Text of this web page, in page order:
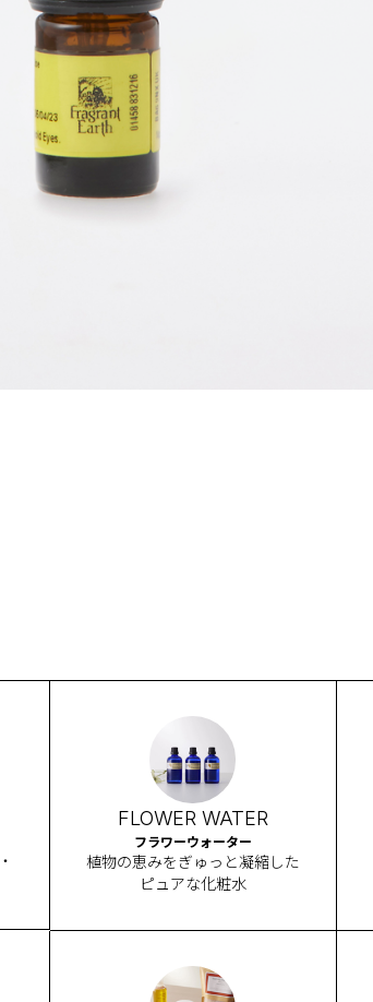
FLOWER WATER
フラワーウォーター
植物の恵みをぎゅっと凝縮した
ピュアな化粧水